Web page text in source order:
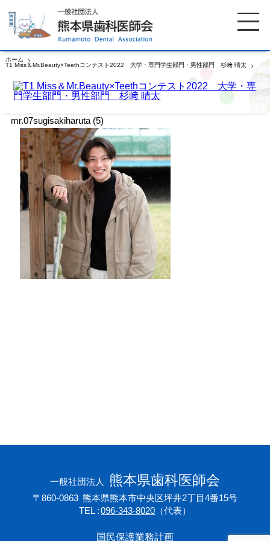
ホーム
T1 Miss＆Mr.Beauty×Teethコンテスト2022 大学・専門学生部門・男性部門 杉﨑 晴太
mr.07sugisakiharuta (5)
mr.07sugisakiharuta (5)
一般社団法人 熊本県歯科医師会
〒860-0863 熊本県熊本市中央区坪井2丁目4番15号
TEL
096-343-8020 （代表）
国民保護業務計画
ホーム 歯科医師会について
歯科医院検索 休日当番医
イベント案内 歯の豆知識
お知らせ 口腔保健センター
国保組合からのお知らせ 熊本歯科衛生士専門学院
会員専用ページ プライバシーポリシー